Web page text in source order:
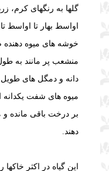
گلها به رنگهای کرم،
اواسط بهار تا اواسط
خوشه های میوه
دانه و دمگل های
میوه های شفت یکدانه
بر درخت باقی
دهند.
این گیاه در اکثر